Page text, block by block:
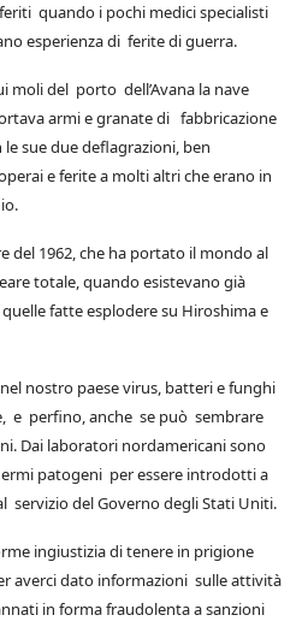
quando i pochi medici specialisti
esperienza di ferite di guerra.
moli del porto dell’Avana la nave
armi e granate di fabbricazione
sue due deflagrazioni, ben
e ferite a molti altri che erano in
del 1962, che ha portato il mondo al
totale, quando esistevano già
fatte esplodere su Hiroshima e
nostro paese virus, batteri e funghi
e perfino, anche se può sembrare
Dai laboratori nordamericani sono
patogeni per essere introdotti a
servizio del Governo degli Stati Uniti.
ingiustizia di tenere in prigione
averci dato informazioni sulle attività
in forma fraudolenta a sanzioni